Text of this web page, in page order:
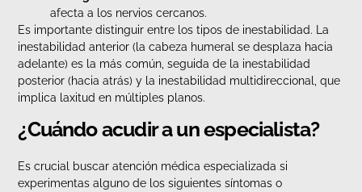
afecta a los nervios cercanos.
Es importante distinguir entre los tipos de inestabilidad. La
inestabilidad anterior (la cabeza humeral se desplaza hacia
adelante) es la más común, seguida de la inestabilidad
posterior (hacia atrás) y la inestabilidad multidireccional, que
implica laxitud en múltiples planos.
¿Cuándo acudir a un especialista?
Es crucial buscar atención médica especializada si
experimentas alguno de los siguientes síntomas o